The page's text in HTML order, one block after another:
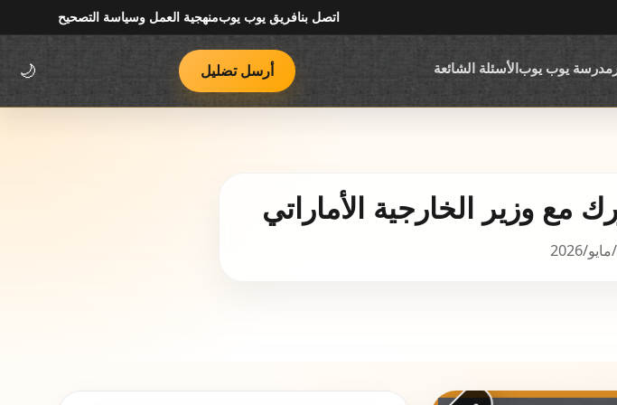
اتصل بنافريق يوب يوبمنهجية العمل وسياسة التصحيح
مدرسة يوب يوبالأسئلة الشائعة أرسل تضليل 🌙
مع وزير الخارجية الأماراتي